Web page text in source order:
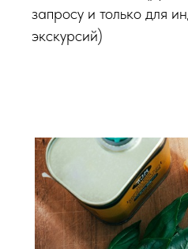
запросу и только для
экскурсий)